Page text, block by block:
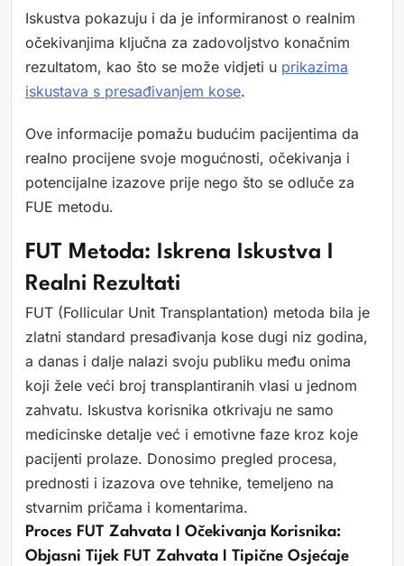
Iskustva pokazuju i da je informiranost o realnim
očekivanjima ključna za zadovoljstvo konačnim
rezultatom, kao što se može vidjeti u prikazima
iskustava s presađivanjem kose.
Ove informacije pomažu budućim pacijentima da
realno procijene svoje mogućnosti, očekivanja i
potencijalne izazove prije nego što se odluče za
FUE metodu.
FUT Metoda: Iskrena Iskustva I
Realni Rezultati
FUT (Follicular Unit Transplantation) metoda bila je
zlatni standard presađivanja kose dugi niz godina,
a danas i dalje nalazi svoju publiku među onima
koji žele veći broj transplantiranih vlasi u jednom
zahvatu. Iskustva korisnika otkrivaju ne samo
medicinske detalje već i emotivne faze kroz koje
pacijenti prolaze. Donosimo pregled procesa,
prednosti i izazova ove tehnike, temeljeno na
stvarnim pričama i komentarima.
Proces FUT Zahvata I Očekivanja Korisnika:
Objasni Tijek FUT Zahvata I Tipične Osjećaje